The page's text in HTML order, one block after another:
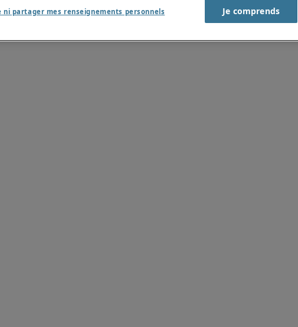
sur l'esclavage moderne
ni partager mes renseignements personnels Je comprends